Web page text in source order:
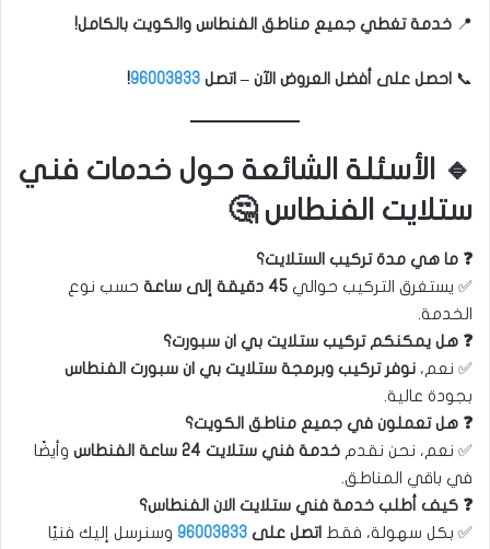
📍 خدمة تغطي جميع مناطق الفنطاس والكويت بالكامل!
📞 احصل على أفضل العروض الآن – اتصل 96003833
!
🔹 الأسئلة الشائعة حول خدمات فني
ستلايت الفنطاس 🤔
❓ ما هي مدة تركيب الستلايت؟
✅ يستغرق التركيب حوالي 45 دقيقة إلى ساعة
حسب نوع
الخدمة.
❓ هل يمكنكم تركيب ستلايت بي ان سبورت؟
✅ نعم، نوفر تركيب وبرمجة ستلايت بي ان سبورت الفنطاس
بجودة عالية.
❓ هل تعملون في جميع مناطق الكويت؟
✅ نعم، نحن نقدم خدمة فني ستلايت 24 ساعة الفنطاس
وأيضًا
في باقي المناطق.
❓ كيف أطلب خدمة فني ستلايت الان الفنطاس؟
✅ بكل سهولة، فقط اتصل على 96003833 وسنرسل إليك فنيًا